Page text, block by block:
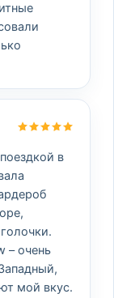
в
– очень
мой вкус.